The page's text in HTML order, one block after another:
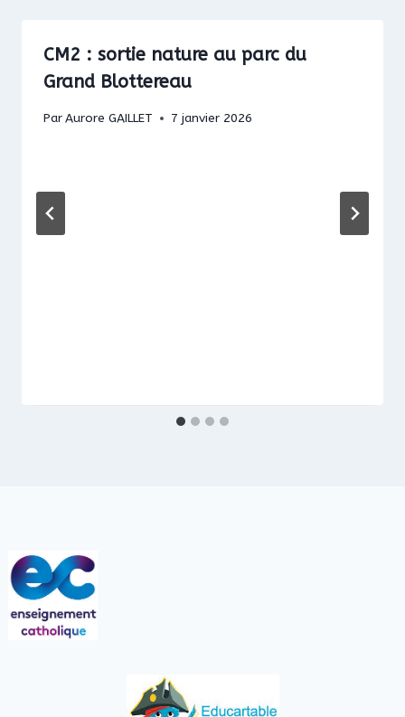
CM2 : sortie nature au parc du
Grand Blottereau
ParAurore GAILLET 7 janvier 2026